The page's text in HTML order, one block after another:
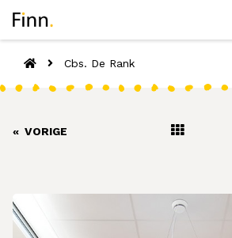
Cbs. De Rank
« VORIGE